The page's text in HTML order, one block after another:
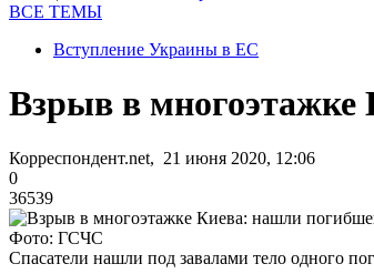
ВСЕ ТЕМЫ
Вступление Украины в ЕС
Взрыв в
Корреспондент.net, 21 июня 2020, 12:06
0
36539
Фото: ГСЧС
Спасатели нашли под завалами тело одного